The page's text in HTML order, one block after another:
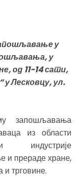
у
у
од 11-14 сати,
у Лесковцу, ул.
запошљавања
из области
и индустрије
и прераде хране,
и трговине.